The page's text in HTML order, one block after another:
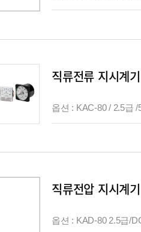
직류전류 지시계
옵션 : KAC-80 / 2.5급 /
직류전압 지시계
옵션 : KAD-80 2.5급/